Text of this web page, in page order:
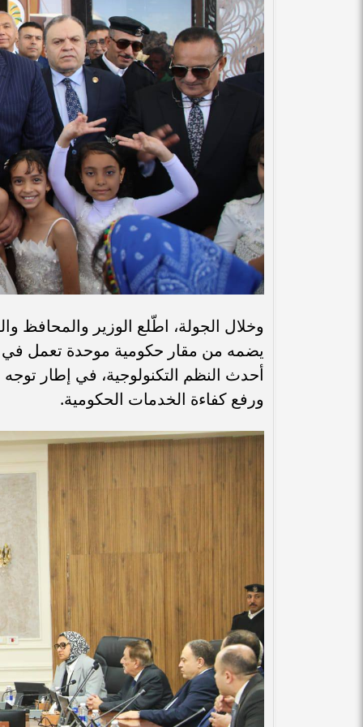
وخلال الجولة، اطّلع الوزير والمحافظ
يضمه من مقار حكومية موحدة تعمل في
أحدث النظم التكنولوجية، في إطار
ورفع كفاءة الخدمات الحكومية.